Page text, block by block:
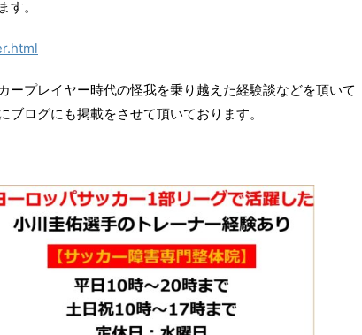
す。
ープレイヤー時代の怪我を乗り越えた経験談などを頂いて
ログにも掲載をさせて頂いております。